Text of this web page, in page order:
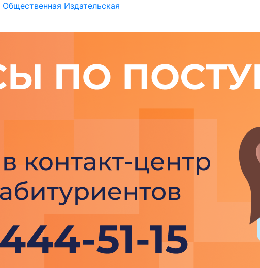
Общественная Издательская